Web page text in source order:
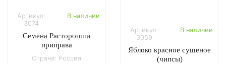
Артикул:
3074
В наличии
Семена Расторопши
приправа
Страна: Россия
Артикул:
3059
В наличии
Яблоко красное сушеное
(чипсы)